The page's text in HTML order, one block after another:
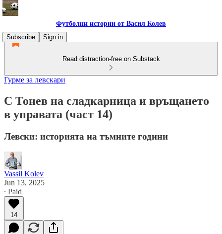
Футболни истории от Васил Колев
Subscribe
Sign in
Read distraction-free on Substack
Гурме за левскари
С Тонев на сладкарница и връщането
в управата (част 14)
Левски: историята на тъмните години
Vassil Kolev
Jun 13, 2025
∙ Paid
14